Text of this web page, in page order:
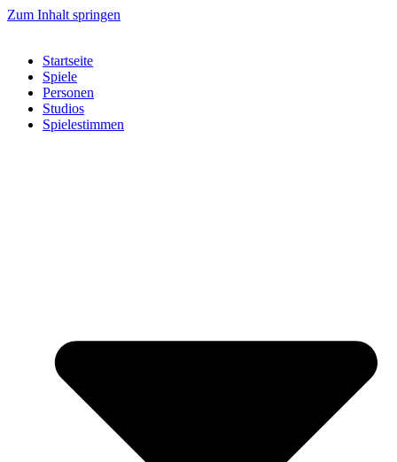
Zum Inhalt springen
Startseite
Spiele
Personen
Studios
Spielestimmen